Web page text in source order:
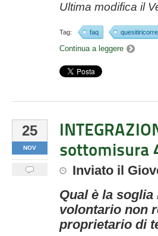
Ultima modifica il
Tag: faq
Continua a leggere
25
NOV
sottomisura
Inviato il
Qual è la
volontario non
proprietario di